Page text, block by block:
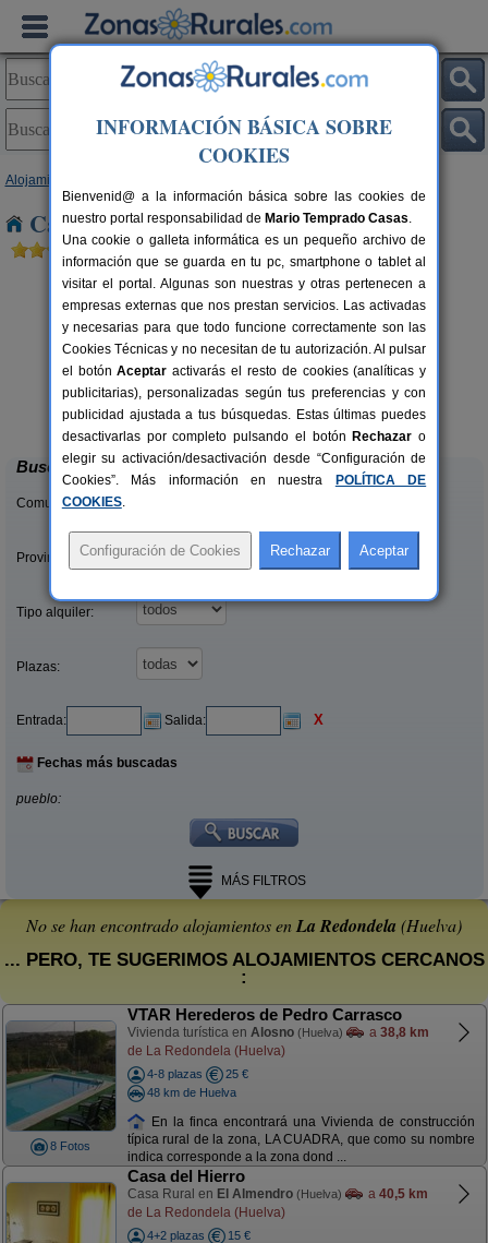
Alojamientos
Casas Rurales cerca de La Redondela
6+2 pers.
40 €
4+1 pers.
desde
Casa Mirador Los Bravos
Aroche (Huelva)
Buscar
Comunidades:
Provincias/Islas:
Tipo alquiler:
Plazas:
Entrada: Salida: X
Fechas más buscadas
pueblo:
MÁS FILTROS
No se han encontrado alojamientos enLa Redondela (Huelva)
... PERO, TE SUGERIMOS ALOJAMIENTOS CERCANOS
:
8 Fotos
VTAR Herederos de Pedro Carrasco
Vivienda turística en Alosno (Huelva) a 38,8 km
de La Redondela (Huelva)
4-8 plazas
25 €
48 km de Huelva
En la finca encontrará una Vivienda de construcción
típica rural de la zona, LA CUADRA, que como su nombre
indica corresponde a la zona dond ...
Casa del Hierro
Casa Rural en El Almendro (Huelva) a 40,5 km
de La Redondela (Huelva)
4+2 plazas
15 €
INFORMACIÓN BÁSICA SOBRE
COOKIES
Bienvenid@ a la información básica sobre las cookies de
nuestro portal responsabilidad de Mario Temprado Casas.
Una cookie o galleta informática es un pequeño archivo de
información que se guarda en tu pc, smartphone o tablet al
visitar el portal. Algunas son nuestras y otras pertenecen a
empresas externas que nos prestan servicios. Las activadas
y necesarias para que todo funcione correctamente son las
Cookies Técnicas y no necesitan de tu autorización. Al pulsar
el botónAceptar activarás el resto de cookies (analíticas y
publicitarias), personalizadas según tus preferencias y con
publicidad ajustada a tus búsquedas. Estas últimas puedes
desactivarlas por completo pulsando el botón Rechazar o
elegir su activación/desactivación desde “Configuración de
Cookies”. Más información en nuestra
POLÍTICA DE
COOKIES.